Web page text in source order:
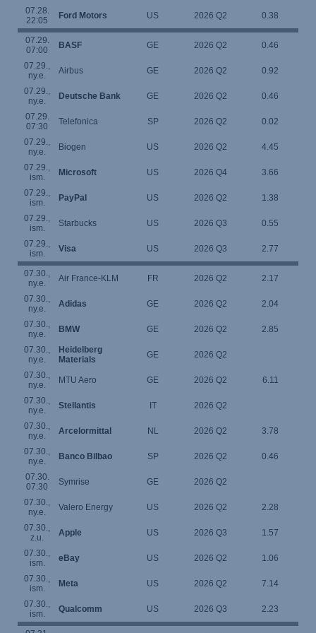
07.28.
22:05
Ford Motors US 2026 Q2 0.38
07.29.
07:00
BASF GE 2026 Q2 0.46
07.29.,
ny.e.
Airbus GE 2026 Q2 0.92
07.29.,
ny.e.
Deutsche Bank GE 2026 Q2 0.46
07.29.
07:30
Telefonica SP 2026 Q2 0.02
07.29.,
ny.e.
Biogen US 2026 Q2 4.45
07.29.,
ism.
Microsoft US 2026 Q4 3.66
07.29.,
ism.
PayPal US 2026 Q2 1.38
07.29.,
ism.
Starbucks US 2026 Q3 0.55
07.29.,
ism.
Visa US 2026 Q3 2.77
07.30.,
ny.e.
Air France-KLM FR 2026 Q2 2.17
07.30.,
ny.e.
Adidas GE 2026 Q2 2.04
07.30.,
ny.e.
BMW GE 2026 Q2 2.85
07.30.,
ny.e.
Heidelberg
Materials
GE 2026 Q2
07.30.,
ny.e.
MTU Aero GE 2026 Q2 6.11
07.30.,
ny.e.
Stellantis IT 2026 Q2
07.30.,
ny.e.
Arcelormittal NL 2026 Q2 3.78
07.30.,
ny.e.
Banco Bilbao SP 2026 Q2 0.46
07.30.
07:30
Symrise GE 2026 Q2
07.30.,
ny.e.
Valero Energy US 2026 Q2 2.28
07.30.,
z.u.
Apple US 2026 Q3 1.57
07.30.,
ism.
eBay US 2026 Q2 1.06
07.30.,
ism.
Meta US 2026 Q2 7.14
07.30.,
ism.
Qualcomm US 2026 Q3 2.23